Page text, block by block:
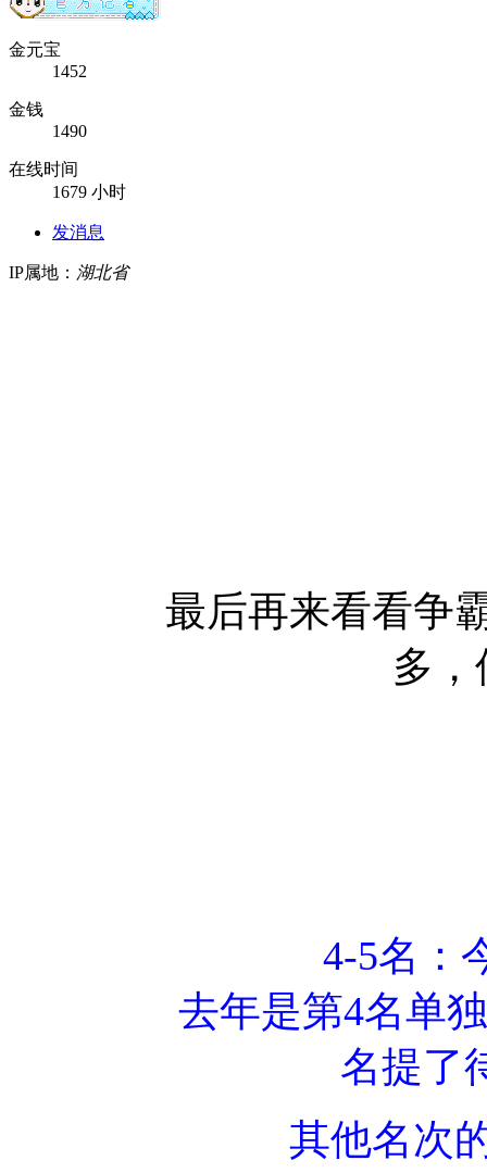
金元宝
1452
金钱
1490
在线时间
1679 小时
发消息
IP属地： 湖北省
最后再来看看争
多
4-5名：
去年是第4名单
名提了
其他名次